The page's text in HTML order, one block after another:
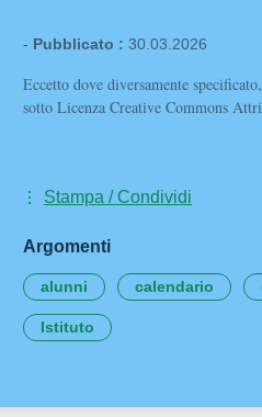
- Pubblicato : 30.03.2026
Eccetto dove diversamente
sotto Licenza Creative Commons
Stampa / Condividi
Argomenti
alunni calendario
Istituto